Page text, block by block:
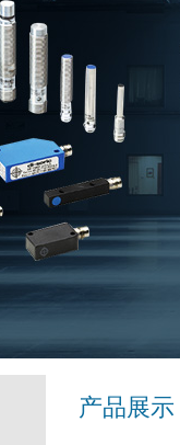
产品展示